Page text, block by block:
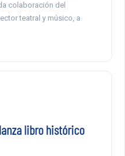
colaboración del
teatral y músico, a
libro histórico